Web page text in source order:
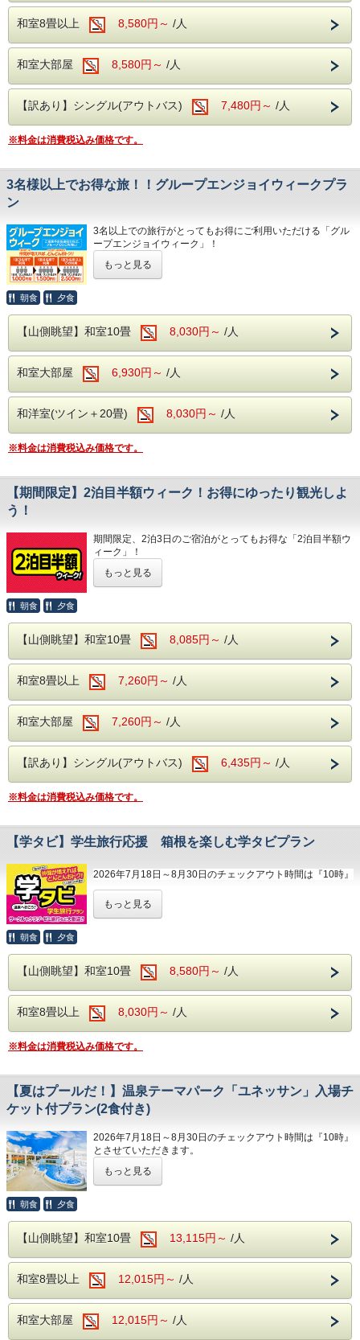
彩り豊かなお食事を、満腹になるまで楽しむ
ことができ、生ビール、地酒などのアルコー
ル類を含めた飲み放題も。
※ご朝食時は、ソフトドリンクのみ飲み放題
です。
【館内施設】
カラオケルーム(共用)
カラオケルーム(個室)
売店
浴衣コーナー
​自動販売機コーナー
箱根ガラスの森美術館：日本初のヴェネチア
ン・グラス専門の美術館です。
ポーラ美術館：印象派を始め、約1万点の名
画を収蔵する美術館です。
芦ノ湖：箱根を代表するカルデラ湖で、遊覧
船・箱根神社があります。
大涌谷：硫黄の匂いが立ち込め、噴煙がダイ
ナミックに立ち上る爆裂火口跡です。
箱根関所：「入鉄砲に出女」の取り締まりで
有名な、箱根の関所が復元されています。
お出かけに疲れた際は、当館の温泉で癒され
ていただき、お部屋で山の木々を眺めながら
観光名所と温泉に恵まれた箱根のご旅行をお
楽しみください。
※箱根フリーパスは、小田原駅か箱根湯本駅
にて、お買い求めください。
・箱根登山バス(指定区間)
・箱根登山ケーブルカー ※強羅←→早雲山
・箱根ロープウェイ ※早雲山←→大涌谷←→
←→箱根町港
・小田急ハイウェイバス(指定区間)
・東海バス(指定区間)
・観光施設めぐりバス(箱根登山バス)
【温泉】
箱根温泉の特徴は、火山活動が活発で多様な
「アルカリ性単純温泉」。
美肌効果、クレンジング効果が期待され、お
サウナもございますので、日々の疲れを汗と
ともに洗い流しましょう！
彩り豊かなお食事を、満腹になるまで楽しむ
ことができ、生ビール、地酒などのアルコー
ル類を含めた飲み放題も。
※ご朝食時は、ソフトドリンクのみ飲み放題
【館内施設】
カラオケルーム(共用)
ロビー
浴衣コーナー
【周辺観光】
ン・グラス専門の美術館です。
ポーラ美術館：印象派を始め、約1万点の名
画を収蔵する美術館です。
芦ノ湖：箱根を代表するカルデラ湖で、遊覧
船・箱根神社があります。
ナミックに立ち上る爆裂火口跡です。
箱根関所：「入鉄砲に出女」の取り締まりで
有名な、箱根の関所が復元されています。
大涌谷を見たことがなかったから、ロープウェイに乗って見
に行って黒たまごを食べてみるとか。
箱根強羅公園で、季節の花を愛でてみるとか。
まだ見たことがなかった箱根の魅力を探しに来てみません
か？
もちろん、当館自慢の温泉も、ぜひご満喫ください。
箱根は多様な泉質の温泉があることが特徴ですが、当館の温
泉はアルカリ性単純温泉。
美肌効果、クレンジング効果が期待されます。
ぜひ、この機に県内の箱根観光をお楽しみください。
2026年
9月13日～9月18日
10月12日～10月16日
11月23日～11月27日
12月6日～12月11日
＜注意事項＞
・神奈川県にお住まいの方限定のプランとなります。
チェックイン時に代表者の方は免許証や保険証などご住所
が証明できるものを ご提示ください。
・ご宿泊される方の中に神奈川県にお住まいの方がいらっし
ゃらない場合、通常のバイキングプランの料金となりますの
で、ご注意ください。
【温泉】
泉質があることですが、当館の場合、泉質は
「アルカリ性単純温泉」。
肌がツルツルになる温泉です。
サウナもございますので、日々の疲れを汗と
ともに洗い流しましょう！
ご夕食は約40種類の和洋中バイキング。
彩り豊かなお食事を、満腹になるまで楽しむ
ことができ、生ビール、地酒などのアルコー
※ご朝食時は、ソフトドリンクのみ飲み放題
です。
【館内施設】
カラオケルーム(共用)
ロビー
浴衣コーナー
​自動販売機コーナー
ン・グラス専門の美術館です。
ポーラ美術館：印象派を始め、約1万点の名
画を収蔵する美術館です。
芦ノ湖：箱根を代表するカルデラ湖で、遊覧
船・箱根神社があります。
ナミックに立ち上る爆裂火口跡です。
箱根関所：「入鉄砲に出女」の取り締まりで
有名な、箱根の関所が復元されています。
和室8畳以上 8,580円～ /人
和室大部屋 8,580円～ /人
【訳あり】シングル(アウトバス) 7,480円～ /人
※料金は消費税込み価格です。
3名様以上でお得な旅！！グループエンジョイウィークプラ
ン
3名以上での旅行がとってもお得にご利用いただける「グル
ープエンジョイウィーク」！
1室あたりの人数が増えれば増えるほど、お得になるプラン
です。
仲の良い友人グループで、箱根の温泉も観光も満喫できるお
行ってみたかった箱根ガラスの森美術館やポーラ美術館、彫
刻の森美術館など、有名美術館めぐり。
現在も活動する火山の様子が見られる大涌谷。
江戸時代の交通の要所であった箱根関所。
箱根を代表するカルデラ湖である芦ノ湖の遊覧船や箱根神
ぜひ、みなさまのご趣味に合わせた観光をお楽しみくださ
い。
観光に疲れたら当館自慢の温泉で癒しを。
箱根は火山活動が活発なため、多様な泉質の温泉があります
が、当館の場合はアルカリ性単純温泉。
温泉で癒されて、翌日は周り切れなかったスポットをまた巡
ぜひ、このお得な機会に当館をご利用ください！
9月27日～10月2日
11月29日～12月4日
【お一人様当たりのご宿泊料金】
3名様利用でお一人様が本体価格より1,000円引き
5名様以上利用でお一人様が本体価格より2,500円引き
【注意事項】
1室1名様～2名様ではご利用いただけませんので、ご注意
ください。
【温泉】
箱根温泉の特徴は、火山活動が活発で多様な
美肌効果、クレンジング効果が期待され、お
【食事】
ご夕食は約40種類の和洋中バイキング。
ことができ、生ビール、地酒などのアルコー
ル類を含めた飲み放題も。
です。
【館内施設】
カラオケルーム(個室)
売店
ロビー
浴衣コーナー
​自動販売機コーナー
【周辺観光】
もっと見る
朝食 夕食
【山側眺望】和室10畳 8,030円～ /人
和室大部屋 6,930円～ /人
和洋室(ツイン＋20畳) 8,030円～ /人
※料金は消費税込み価格です。
【期間限定】2泊目半額ウィーク！お得にゆったり観光しよ
う！
期間限定、2泊3日のご宿泊がとってもお得な「2泊目半額ウ
ィーク」！
※システムの仕様上、割引後の金額を2日間に分けて表示し
ております。
1泊目9,800円(消費税込10780円)、2泊目4,900円(消費税込
2泊合計14,700円(消費税込16,170円)を2日間に分けて
表示金額は「1泊あたり7,350円(消費税込8,085円)」となり
ます。
2泊ありますので、たくさんある箱根の観光名所を、思う存
分に回れますね。
箱根ガラスの森美術館やポーラ美術館、彫刻の森美術館など
の有名美術館めぐり。
現在も活動する火山である大涌谷とロープウェイの絶景。
芦ノ湖の遊覧船や箱根神社。
江戸時代の交通の要所であった箱根関所。
観光に疲れたら、ぜひ当館自慢の温泉とバイキングで癒され
ぜひこのお得な機会をご利用し、ご旅行と観光をお楽しみく
～対 象 期 間～
・ 9月 6日(日)～ 9月 11日(金)
・ 10月 4日(日)～ 10月 9日(金)
＜注意事項＞
・上記、期間内で2泊できる日程でのご利用
が可能となります。
ませんので、ご注意ください。
・2泊限定のプランとなります。
は通常プランの料金となります。
・他優待券等の割引とは併用できません。
箱根温泉の特徴は、火山活動が活発で多様な
泉質があることですが、当館の場合、泉質は
「アルカリ性単純温泉」。
美肌効果、クレンジング効果が期待され、お
肌がツルツルになる温泉です。
サウナもございますので、日々の疲れを汗と
もっと見る
朝食 夕食
【山側眺望】和室10畳 8,085円～ /人
和室8畳以上 7,260円～ /人
和室大部屋 7,260円～ /人
【訳あり】シングル(アウトバス) 6,435円～ /人
※料金は消費税込み価格です。
【学タビ】学生旅行応援 箱根を楽しむ学タビプラン
2026年7月18日～8月30日のチェックアウト時間は『10時』
とさせていただきます。
※8月30日チェックインのご予約は『11時』でございます。
ちと思い出作りの卒業旅行や夏休みの旅行、
恋人との絆を深める旅行…。
学生の頃は、たくさん旅行をしたいですよ
「学タビ」。
1室2名様から、お安くご宿泊いただけます。
クに泊まってみませんか？
お肌がツルツルになる当館自慢の「アルカリ
として…。
お食事は和洋中のバイキングで、ご夕食時は
生ビールや地酒などのアルコール類を含めて
飲み放題！
追加料金など気にすることなく、お食事をお
楽しみいただけます。
もっと見る
朝食 夕食
【山側眺望】和室10畳 8,580円～ /人
和室8畳以上 8,030円～ /人
※料金は消費税込み価格です。
【夏はプールだ！】温泉テーマパーク「ユネッサン」入場チ
ケット付プラン(2食付き)
2026年7月18日～8月30日のチェックアウト時間は『10時』
とさせていただきます。
こどもも大人も家族そろってワイワイ楽しめる！
せっかくの旅行なら色々行かなきゃもったいない！
この機会に最高の思い出を作りにいきましょう！
※土/日/祝は予約入場制の場合がございます！
ご予約完了後、ユネッサン公式HPを必ずご確認くださいま
もっと見る
朝食 夕食
【山側眺望】和室10畳 13,115円～ /人
和室8畳以上 12,015円～ /人
和室大部屋 12,015円～ /人